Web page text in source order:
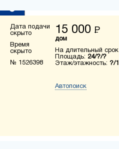
Дата подачи
скрыто
Время
скрыто
№ 1526398
15 000 Р
дом
На длительный срок
Площадь: 24/?/?
Этаж/этажность: ?/1
Автопоиск